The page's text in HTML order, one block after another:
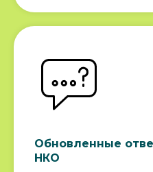
Обновленные
НКО